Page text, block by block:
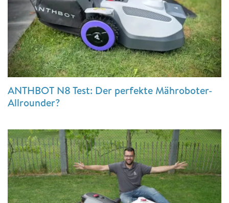
ANTHBOT N8 Test: Der perfekte Mähroboter-
Allrounder?